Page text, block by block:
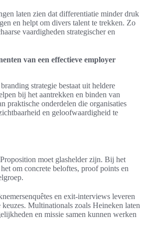
laten zien dat differentiatie minder druk
en helpt om divers talent te trekken. Zo
vaardigheden strategischer en
van een effectieve employer
strategie bestaat uit heldere
bij het aantrekken en binden van
praktische onderdelen die organisaties
en geloofwaardigheid te
moet glashelder zijn. Bij het
om concrete beloftes, proof points en
en exit-interviews leveren
keuzes. Multinationals zoals Heineken laten
en missie samen kunnen werken